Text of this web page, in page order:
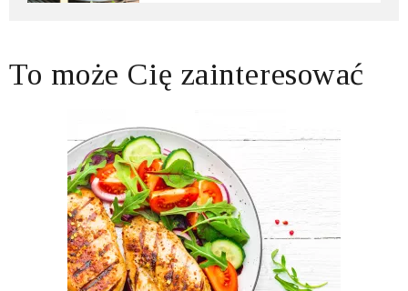
To może Cię zainteresować